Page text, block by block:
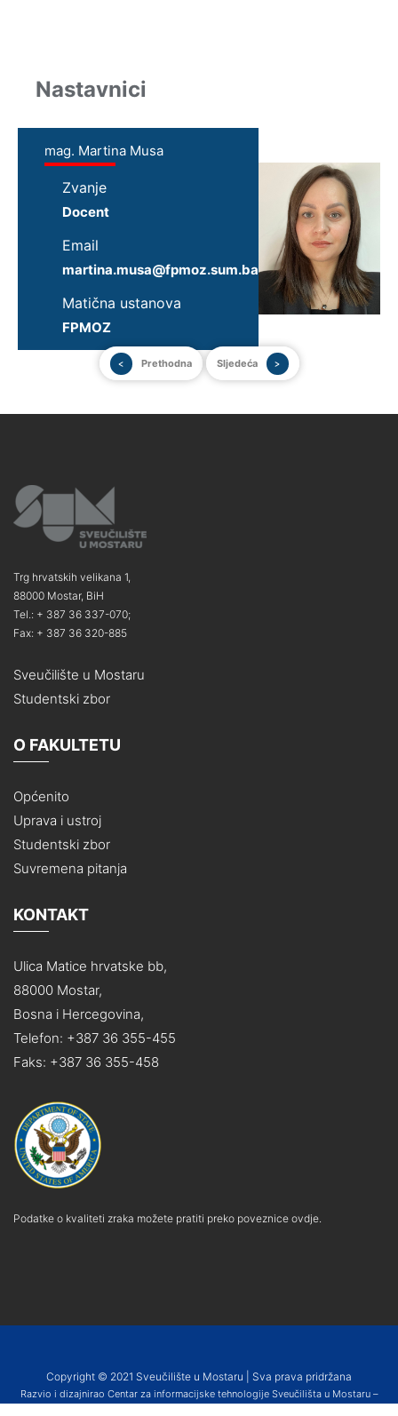
Nastavnici
mag. Martina Musa
Zvanje
Docent
Email
martina.musa@fpmoz.sum.ba
Matična ustanova
FPMOZ
Prethodna Sljedeća
Trg hrvatskih velikana 1,
88000 Mostar, BiH
Tel.: + 387 36 337-070;
Fax: + 387 36 320-885
Sveučilište u Mostaru
Studentski zbor
O FAKULTETU
Općenito
Uprava i ustroj
Studentski zbor
Suvremena pitanja
KONTAKT
Ulica Matice hrvatske bb,
88000 Mostar,
Bosna i Hercegovina,
Telefon: +387 36 355-455
Faks: +387 36 355-458
Podatke o kvaliteti zraka možete pratiti preko poveznice ovdje.
Copyright © 2021 Sveučilište u Mostaru | Sva prava pridržana
Razvio i dizajnirao Centar za informacijske tehnologije Sveučilišta u Mostaru –